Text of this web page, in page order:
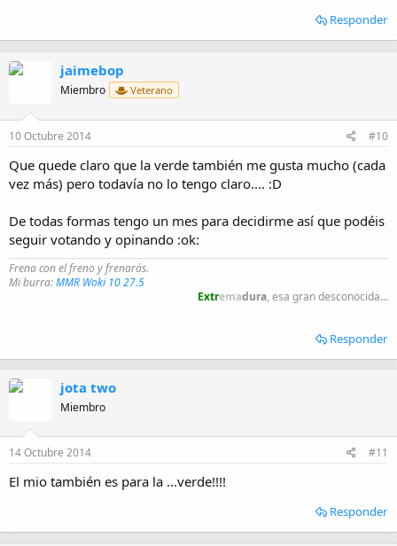
Responder
jaimebop
Miembro Veterano
10 Octubre 2014 #10
Que quede claro que la verde también me gusta mucho (cada
vez más) pero todavía no lo tengo claro.... :D
De todas formas tengo un mes para decidirme así que podéis
seguir votando y opinando :ok:
Frena con el freno y frenarás.
Mi burra:MMR Woki 10 27.5
Extremadura, esa gran desconocida...
Responder
jota two
Miembro
14 Octubre 2014 #11
El mio también es para la ...verde!!!!
Responder